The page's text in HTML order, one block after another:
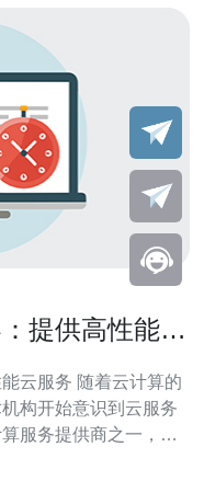
提供高性能云
着云计算的
构开始意识到云服务
服务提供商之一，阿
为了学生们最受欢迎